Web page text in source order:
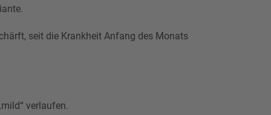
seit die Krankheit Anfang des Monats
verlaufen.